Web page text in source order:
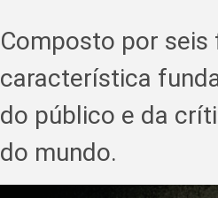
Composto por seis
característica
do público e da
do mundo.